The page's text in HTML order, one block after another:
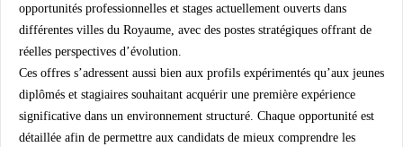
opportunités professionnelles et stages actuellement ouverts dans
différentes villes du Royaume, avec des postes stratégiques offrant de
réelles perspectives d’évolution.
Ces offres s’adressent aussi bien aux profils expérimentés qu’aux jeunes
diplômés et stagiaires souhaitant acquérir une première expérience
significative dans un environnement structuré. Chaque opportunité est
détaillée afin de permettre aux candidats de mieux comprendre les